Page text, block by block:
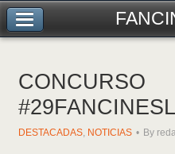
CONCURSO
DESTACADAS, NOTICIAS By